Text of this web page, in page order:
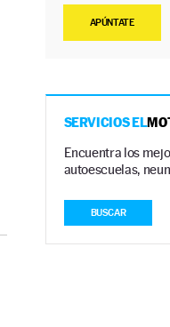
APÚNTATE
SERVICIOS EL
Encuentra los
autoescuelas,
BUSCAR